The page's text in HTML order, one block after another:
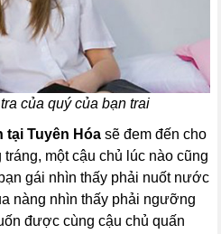
của quý của bạn trai
Tuyên Hóa sẽ đem đến cho
một cậu chủ lúc nào cũng
gái nhìn thấy phải nuốt nước
nàng nhìn thấy phải ngưỡng
được cùng cậu chủ quấn